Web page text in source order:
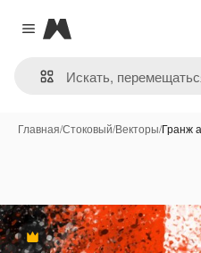
Close menu
Magnific
Главная/Стоковый/Векторы/Гранж
Премиум